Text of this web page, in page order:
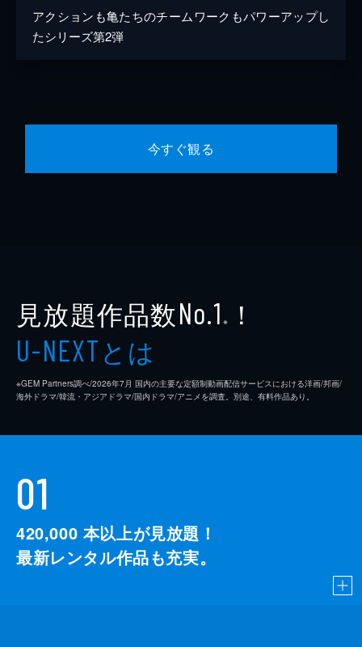
アクションも亀たちのチームワークもパワーアップし
たシリーズ第2弾
今すぐ観る
見放題作品数No.1 ※ ！
U-NEXTとは
※GEM Partners調べ/2026年7⽉ 国内の主要な定額制動画配信サービスにおける洋画/邦画/
海外ドラマ/韓流・アジアドラマ/国内ドラマ/アニメを調査。別途、有料作品あり。
01
420,000 本以上が見放題！
最新レンタル作品も充実。